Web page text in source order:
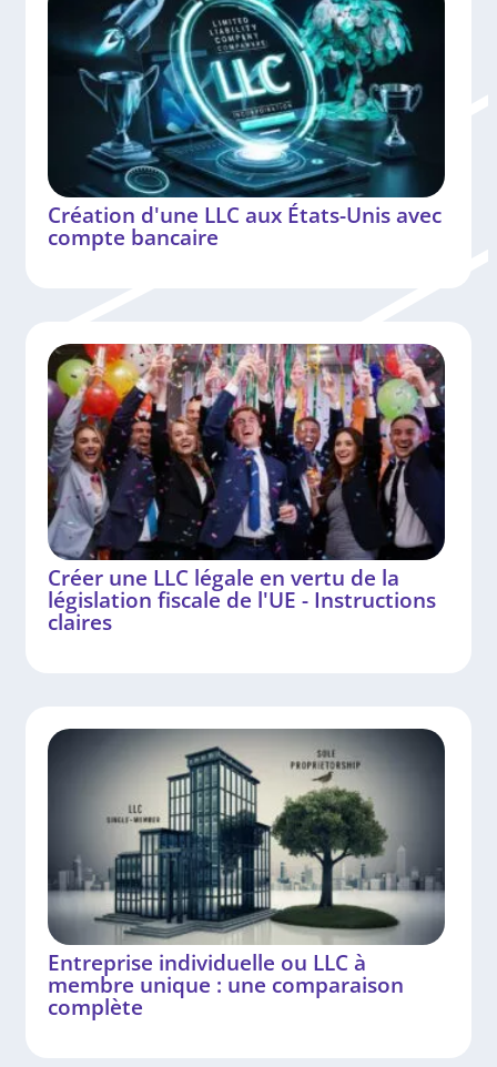
Création d'une LLC aux États-Unis avec
compte bancaire
Créer une LLC légale en vertu de la
législation fiscale de l'UE - Instructions
claires
Entreprise individuelle ou LLC à
membre unique : une comparaison
complète